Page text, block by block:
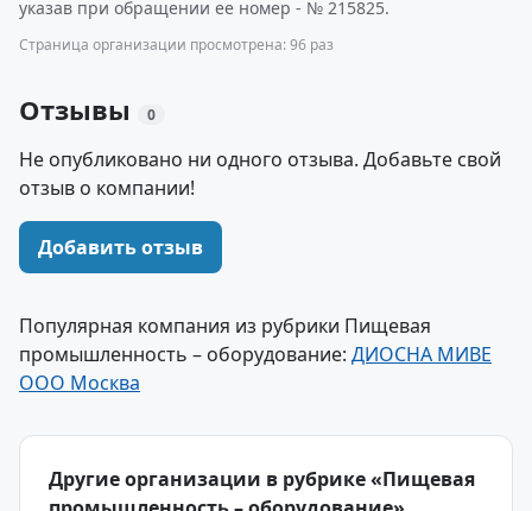
указав при обращении ее номер - № 215825.
Страница организации просмотрена: 96 раз
Отзывы 0
Не опубликовано ни одного отзыва. Добавьте свой
отзыв о компании!
Добавить отзыв
Популярная компания из рубрики Пищевая
промышленность – оборудование: ДИОСНА МИВЕ
ООО Москва
Другие организации в рубрике «Пищевая